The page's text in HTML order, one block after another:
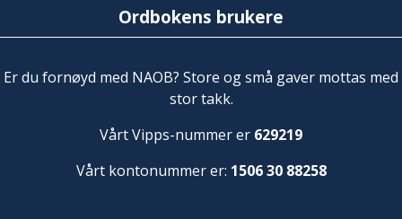
Ordbokens brukere
Er du fornøyd med NAOB? Store og små gaver mottas med
stor takk.
Vårt Vipps-nummer er 629219
Vårt kontonummer er: 1506 30 88258